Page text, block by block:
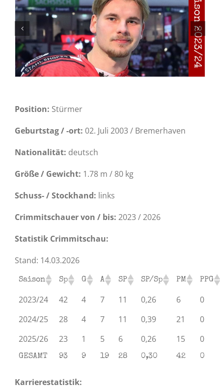
Position: Stürmer
Geburtstag / -ort: 02. Juli 2003 / Bremerhaven
Nationalität: deutsch
Größe / Gewicht: 1.78 m / 80 kg
Schuss- / Stockhand: links
Crimmitschauer von / bis: 2023 / 2026
Statistik Crimmitschau:
Stand: 14.03.2026
Saison Sp G A SP SP/Sp PM PPG
2023/24 42 4 7 11 0,26 6
0
2024/25
28 4 7 11 0,39 21
0
2025/26
23 1 5 6 0,26 15 0
GESAMT 93 9 19 28 0,30 42 0
Karrierestatistik: